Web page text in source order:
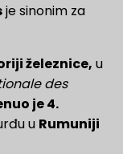
je sinonim za
železnice, u
des
je 4.
u Rumuniji